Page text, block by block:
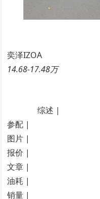
奕泽IZOA
14.68-17.48万
综述 |
参配 |
图片 |
报价 |
文章 |
油耗 |
销量 |